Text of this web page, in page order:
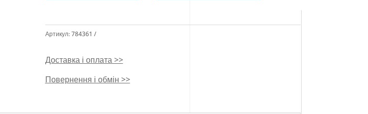
Артикул:784361
Доставка і оплата >>
Повернення і обмін >>